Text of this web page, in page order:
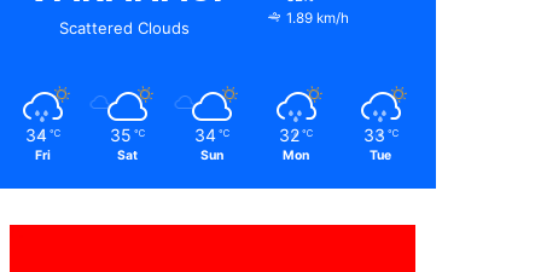
Scattered Clouds
1.89 km/h
34 ℃
Fri
35 ℃
Sat
34 ℃
Sun
32 ℃
Mon
33 ℃
Tue